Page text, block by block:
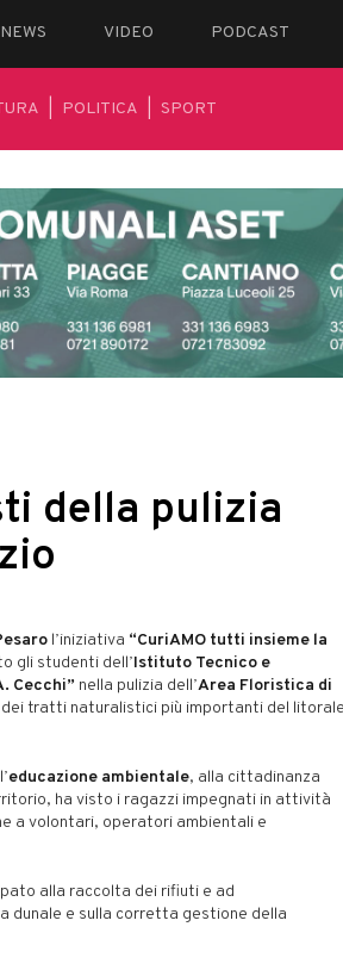
NEWS VIDEO PODCAST
POLITICA SPORT
della pulizia
l’iniziativa “CuriAMO tutti insieme la
gli studenti dell’Istituto Tecnico e
Cecchi” nella pulizia dell’Area Floristica di
dei tratti naturalistici più importanti del litorale
educazione ambientale, alla cittadinanza
ha visto i ragazzi impegnati in attività
a volontari, operatori ambientali e
alla raccolta dei rifiuti e ad
dunale e sulla corretta gestione della